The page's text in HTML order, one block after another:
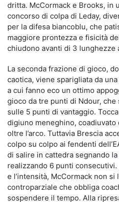
dritta. McCormack e Brooks, in
concorso di colpa di Leday,
per la difesa biancoblu, che
maggiore prontezza e fisicità
chiudono avanti di 3 lunghezze
La seconda frazione di gioco,
caotica, viene sparigliata da
a cui fanno eco un ottimo
gioco da tre punti di Ndour, che
sulle 5 punti di vantaggio.
digiuno meneghino,
oltre l’arco. Tuttavia Brescia
colpo su colpo ai fendenti
di salire in cattedra segnando
realizzando 6 punti
e l’intensità, McCormack non
controparziale che obbliga
sospendere il tempo. Alla